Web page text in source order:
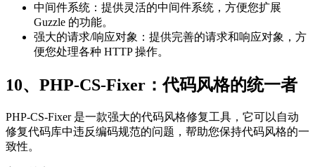
中间件系统：提供灵活的中间件系统，方便您扩展
Guzzle 的功能。
强大的请求/响应对象：提供完善的请求和响应对象，方
便您处理各种 HTTP 操作。
10、PHP-CS-Fixer：代码风格的统一者
PHP-CS-Fixer 是一款强大的代码风格修复工具，它可以自动
修复代码库中违反编码规范的问题，帮助您保持代码风格的一
致性。